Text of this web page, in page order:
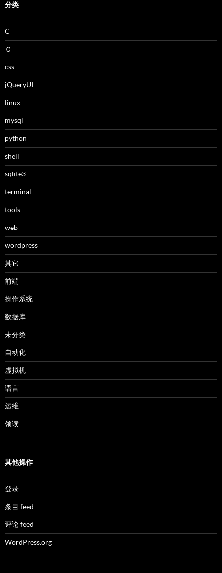
分类
C
Ｃ
css
jQueryUI
linux
mysql
python
shell
sqlite3
terminal
tools
web
wordpress
其它
前端
操作系统
数据库
未分类
自动化
虚拟机
语言
运维
领读
其他操作
登录
条目 feed
评论 feed
WordPress.org